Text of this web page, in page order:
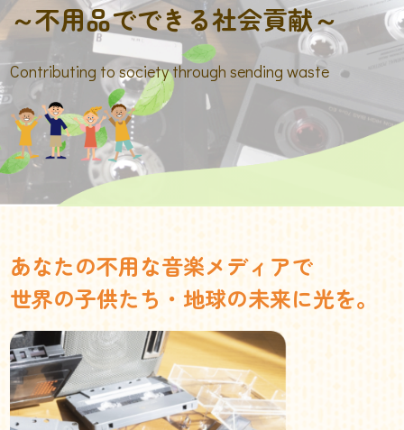
～不用品でできる社会貢献～
Contributing to society through sending waste
あなたの不用な音楽メディアで
世界の子供たち・地球の未来に光を。